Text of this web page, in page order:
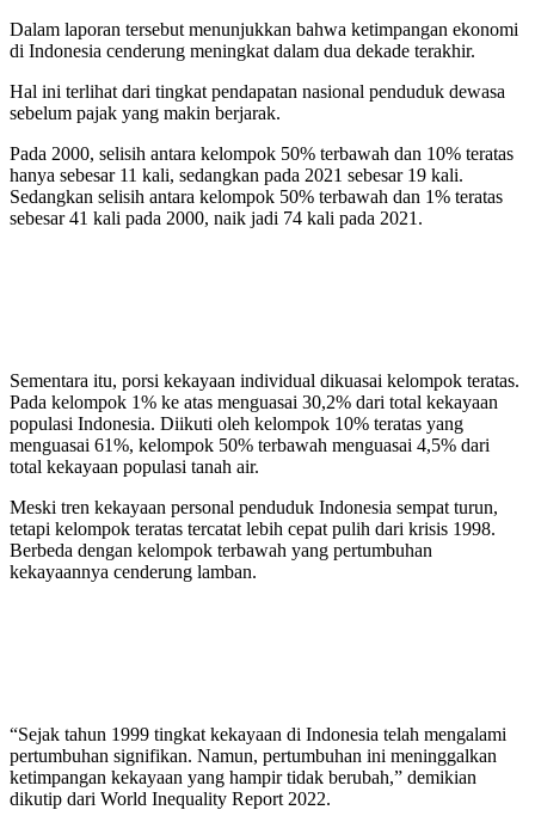
Dalam laporan tersebut menunjukkan bahwa ketimpangan ekonomi
di Indonesia cenderung meningkat dalam dua dekade terakhir.
Hal ini terlihat dari tingkat pendapatan nasional penduduk dewasa
sebelum pajak yang makin berjarak.
Pada 2000, selisih antara kelompok 50% terbawah dan 10% teratas
hanya sebesar 11 kali, sedangkan pada 2021 sebesar 19 kali.
Sedangkan selisih antara kelompok 50% terbawah dan 1% teratas
sebesar 41 kali pada 2000, naik jadi 74 kali pada 2021.
Sementara itu, porsi kekayaan individual dikuasai kelompok teratas.
Pada kelompok 1% ke atas menguasai 30,2% dari total kekayaan
populasi Indonesia. Diikuti oleh kelompok 10% teratas yang
menguasai 61%, kelompok 50% terbawah menguasai 4,5% dari
total kekayaan populasi tanah air.
Meski tren kekayaan personal penduduk Indonesia sempat turun,
tetapi kelompok teratas tercatat lebih cepat pulih dari krisis 1998.
Berbeda dengan kelompok terbawah yang pertumbuhan
kekayaannya cenderung lamban.
“Sejak tahun 1999 tingkat kekayaan di Indonesia telah mengalami
pertumbuhan signifikan. Namun, pertumbuhan ini meninggalkan
ketimpangan kekayaan yang hampir tidak berubah,” demikian
dikutip dari World Inequality Report 2022.